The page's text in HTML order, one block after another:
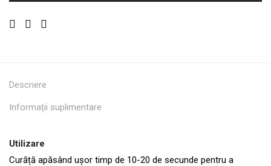
Descriere
Informații suplimentare
Utilizare
Curăță apăsând ușor timp de 10-20 de secunde pentru a